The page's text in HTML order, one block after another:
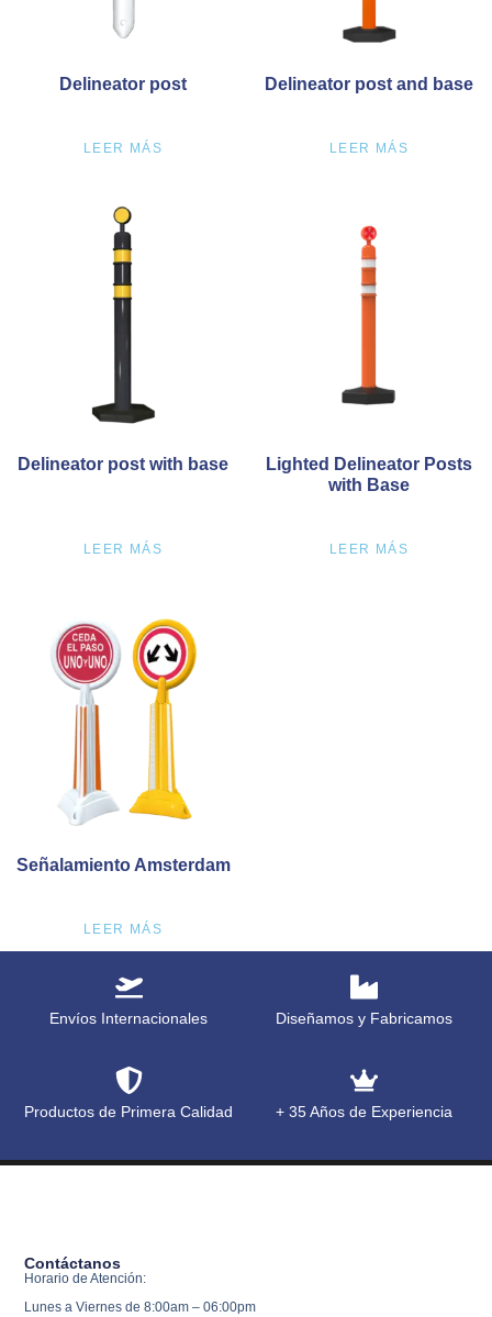
Delineator post
LEER MÁS
Delineator post and base
LEER MÁS
Delineator post with base
LEER MÁS
Lighted Delineator Posts
with Base
LEER MÁS
Señalamiento Amsterdam
LEER MÁS
Envíos Internacionales Diseñamos y Fabricamos
Productos de Primera Calidad + 35 Años de Experiencia
Contáctanos
Horario de Atención:
Lunes a Viernes de 8:00am – 06:00pm